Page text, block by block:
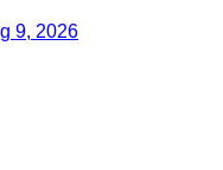
9, 2026